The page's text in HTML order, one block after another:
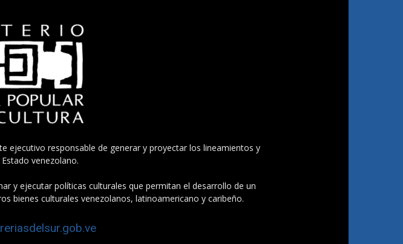
ejecutivo responsable de generar y proyectar los lineamientos y
venezolano.
y ejecutar políticas culturales que permitan el desarrollo de un
bienes culturales venezolanos, latinoamericano y caribeño.